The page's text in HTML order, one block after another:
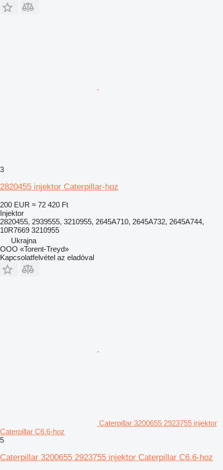
3
2820455 injektor Caterpillar-hoz
200 EUR ≈ 72 420 Ft
Injektor
2820455, 2939555, 3210955, 2645A710, 2645A732, 2645A744,
10R7669 3210955
Ukrajna
OOO «Torent-Treyd»
Kapcsolatfelvétel az eladóval
Caterpillar 3200655 2923755 injektor
Caterpillar C6.6-hoz
5
Caterpillar 3200655 2923755 injektor Caterpillar C6.6-hoz